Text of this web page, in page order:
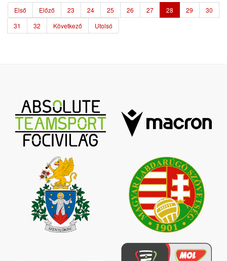
Első Előző 23 24 25 26 27 28 29
30
31
32 Következő Utolsó